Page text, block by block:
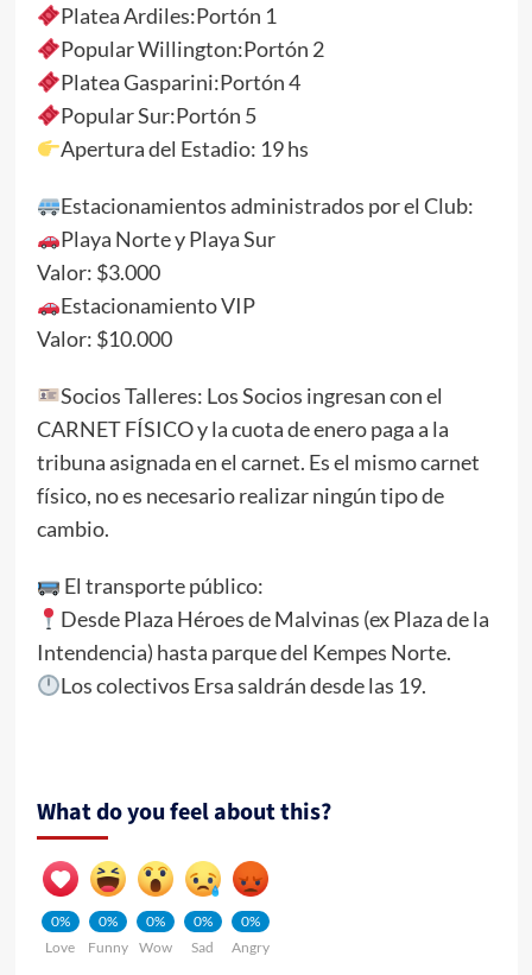
Platea Ardiles:Portón 1
Popular Willington:Portón 2
Platea Gasparini:Portón 4
Popular Sur:Portón 5
Apertura del Estadio: 19 hs
Estacionamientos administrados por el Club:
Playa Norte y Playa Sur
Valor: $3.000
Estacionamiento VIP
Valor: $10.000
Socios Talleres: Los Socios ingresan con el
CARNET FÍSICO y la cuota de enero paga a la
tribuna asignada en el carnet. Es el mismo carnet
físico, no es necesario realizar ningún tipo de
cambio.
El transporte público:
Desde Plaza Héroes de Malvinas (ex Plaza de la
Intendencia) hasta parque del Kempes Norte.
Los colectivos Ersa saldrán desde las 19.
What do you feel about this?
0%
Love
0%
Funny
0%
Wow
0%
Sad
0%
Angry